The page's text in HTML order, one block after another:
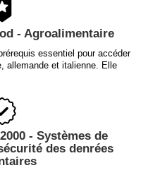
- Agroalimentaire
essentiel pour accéder
allemande et italienne. Elle
- Systèmes de
des denrées